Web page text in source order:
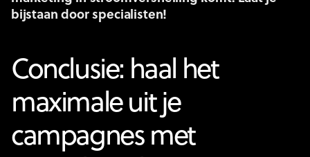
bijstaan door specialisten!
Conclusie: haal het
maximale uit je
campagnes met